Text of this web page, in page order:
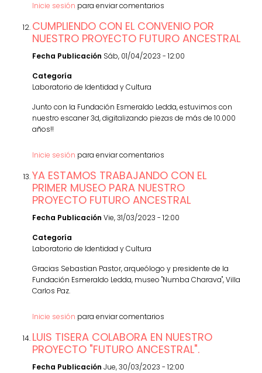
Inicie sesión para enviar comentarios
CUMPLIENDO CON EL CONVENIO POR
NUESTRO PROYECTO FUTURO ANCESTRAL
Fecha Publicación Sáb, 01/04/2023 - 12:00
Categoría
Laboratorio de Identidad y Cultura
Junto con la Fundación Esmeraldo Ledda, estuvimos con
nuestro escaner 3d, digitalizando piezas de más de 10.000
años!!
Inicie sesión para enviar comentarios
YA ESTAMOS TRABAJANDO CON EL
PRIMER MUSEO PARA NUESTRO
PROYECTO FUTURO ANCESTRAL
Fecha Publicación Vie, 31/03/2023 - 12:00
Categoría
Laboratorio de Identidad y Cultura
Gracias Sebastian Pastor, arqueólogo y presidente de la
Fundación Esmeraldo Ledda, museo "Numba Charava", Villa
Carlos Paz.
Inicie sesión para enviar comentarios
LUIS TISERA COLABORA EN NUESTRO
PROYECTO "FUTURO ANCESTRAL".
Fecha Publicación Jue, 30/03/2023 - 12:00